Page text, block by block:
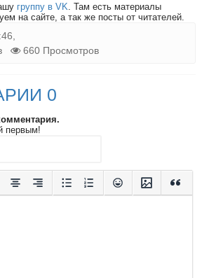
группу в VK . Там есть материалы
на сайте, а так же посты от читателей.
660 Просмотров
0
первым!